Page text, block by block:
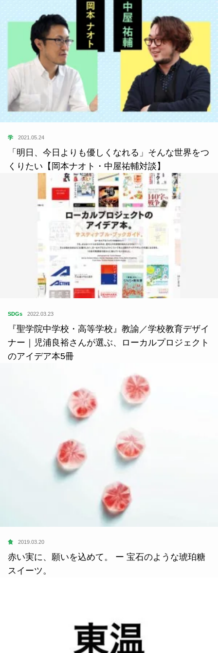
学 2021.05.24
「明日、今日よりも優しくなれる」そんな世界をつ
くりたい【岡本ナオト・中屋祐輔対談】
SDGs 2022.03.23
『聖学院中学校・高等学校』教諭／学校教育デザイ
ナー｜児浦良裕さんが選ぶ、ローカルプロジェクト
のアイデア本5冊
食 2019.03.20
赤い実に、願いを込めて。 ー 宝石のような琥珀糖
スイーツ。